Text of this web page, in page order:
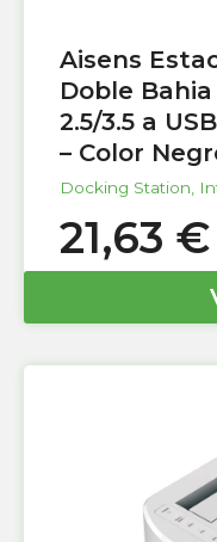
Aisens
Doble Bahia
2.5/3.5 a
– Color
Docking Station
21,63 €